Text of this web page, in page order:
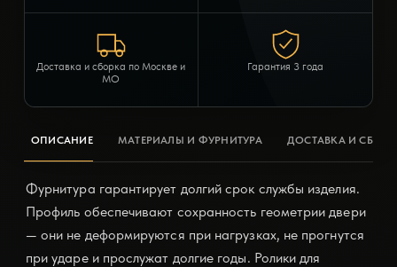
Доставка и сборка по Москве и
МО
Гарантия 3 года
ОПИСАНИЕ МАТЕРИАЛЫ И ФУРНИТУРА ДОСТАВКА И
Фурнитура гарантирует долгий срок службы изделия.
Профиль обеспечивают сохранность геометрии двери
— они не деформируются при нагрузках, не прогнутся
при ударе и прослужат долгие годы. Ролики для